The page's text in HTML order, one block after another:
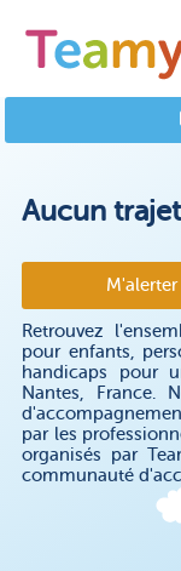
Aucun
Retrouvez
pour enfants,
handicaps pour
Nantes, France.
par les
organisés par
communauté